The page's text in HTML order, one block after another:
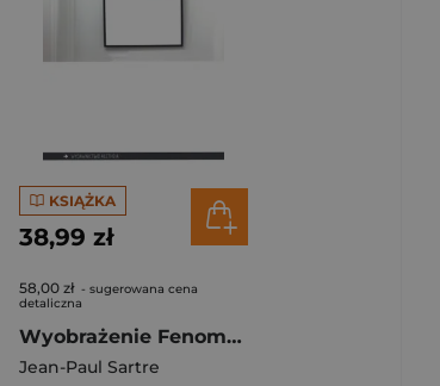
KSIĄŻKA
38,99 zł
58,00 zł - sugerowana cena
detaliczna
Wyobrażenie Fenomenologiczna psychologia wyobraźni
Jean-Paul Sartre